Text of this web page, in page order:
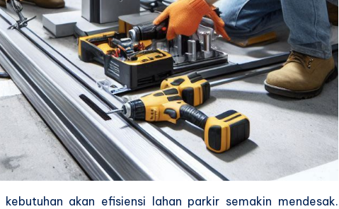
akan efisiensi lahan parkir semakin mendesak.